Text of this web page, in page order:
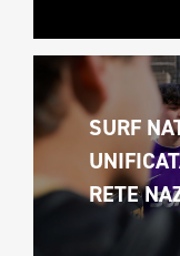
SURF
RETE